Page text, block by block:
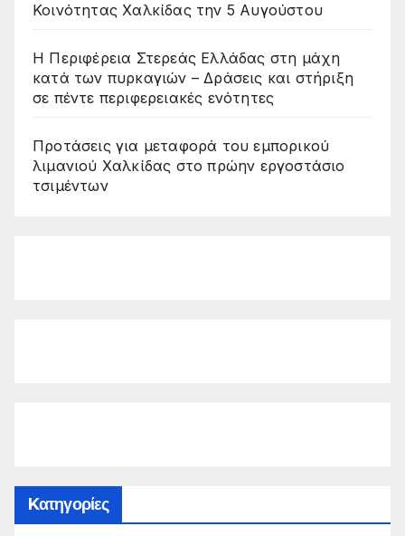
Κοινότητας Χαλκίδας την 5 Αυγούστου
Η Περιφέρεια Στερεάς Ελλάδας στη μάχη
κατά των πυρκαγιών – Δράσεις και στήριξη
σε πέντε περιφερειακές ενότητες
Προτάσεις για μεταφορά του εμπορικού
λιμανιού Χαλκίδας στο πρώην εργοστάσιο
τσιμέντων
Kατηγορίες